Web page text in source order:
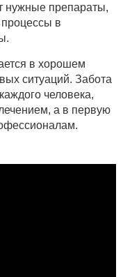
нужные препараты,
в
в хорошем
ситуаций. Забота
человека,
а в первую